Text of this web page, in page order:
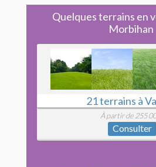
Quelques terrains en
Morbihan
21 terrains à
À partir de 255
Consulter